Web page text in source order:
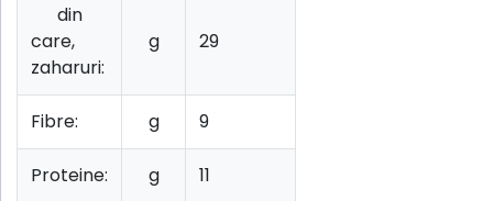
din
care,
zaharuri:
g 29
Fibre: g 9
Proteine: g 11